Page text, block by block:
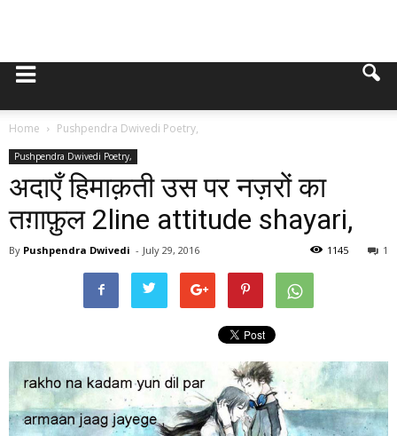
Home Pushpendra Dwivedi Poetry,
Pushpendra Dwivedi Poetry,
अदाएँ हिमाक़ती उस पर नज़रों का
तग़ाफ़ुल 2line attitude shayari,
By Pushpendra Dwivedi - July 29, 2016 1
1145